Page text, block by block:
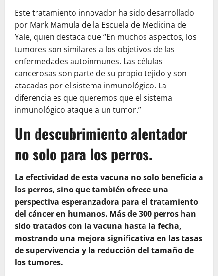
Este tratamiento innovador ha sido desarrollado
por Mark Mamula de la Escuela de Medicina de
Yale, quien destaca que “En muchos aspectos, los
tumores son similares a los objetivos de las
enfermedades autoinmunes. Las células
cancerosas son parte de su propio tejido y son
atacadas por el sistema inmunológico. La
diferencia es que queremos que el sistema
inmunológico ataque a un tumor.”
Un descubrimiento alentador
no solo para los perros.
La efectividad de esta vacuna no solo beneficia a
los perros, sino que también ofrece una
perspectiva esperanzadora para el tratamiento
del cáncer en humanos. Más de 300 perros han
sido tratados con la vacuna hasta la fecha,
mostrando una mejora significativa en las tasas
de supervivencia y la reducción del tamaño de
los tumores.